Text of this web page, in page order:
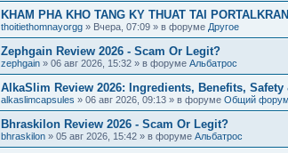
KHAM PHA KHO TANG KY THUAT TAI
thoitiethomnayorgg » Вчера, 07:09 » в форуме Другое
Zephgain Review 2026 - Scam Or Legit?
zephgain » 06 авг 2026, 15:32 » в форуме Альбатрос
AlkaSlim Review 2026: Ingredients, Benefits, Safety
alkaslimcapsules » 06 авг 2026, 09:13 » в форуме Общий форум
Bhraskilon Review 2026 - Scam Or Legit?
bhraskilon » 05 авг 2026, 15:42 » в форуме Альбатрос